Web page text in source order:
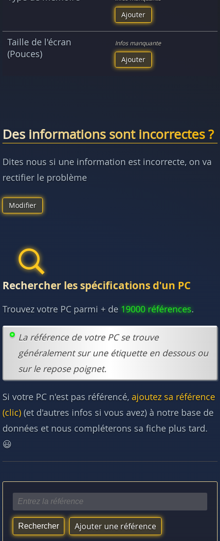
Ajouter
Taille de l'écran
(Pouces)
Infos manquante
Ajouter
Des informations sont incorrectes ?
Dites nous si une information est incorrecte, on va
rectifier le problème
Modifier
Rechercher les spécifications d'un PC
Trouvez votre PC parmi + de 19000 références.
La référence de votre PC se trouve
généralement sur une étiquette en dessous ou
sur le repose poignet.
Si votre PC n'est pas référencé, ajoutez sa référence
(clic) (et d'autres infos si vous avez) à notre base de
données et nous compléterons sa fiche plus tard.
😃
Ajouter une référence